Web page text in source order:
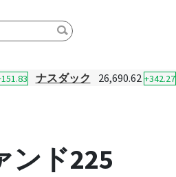
ナスダック 26,690.62 +342.27
ンド225